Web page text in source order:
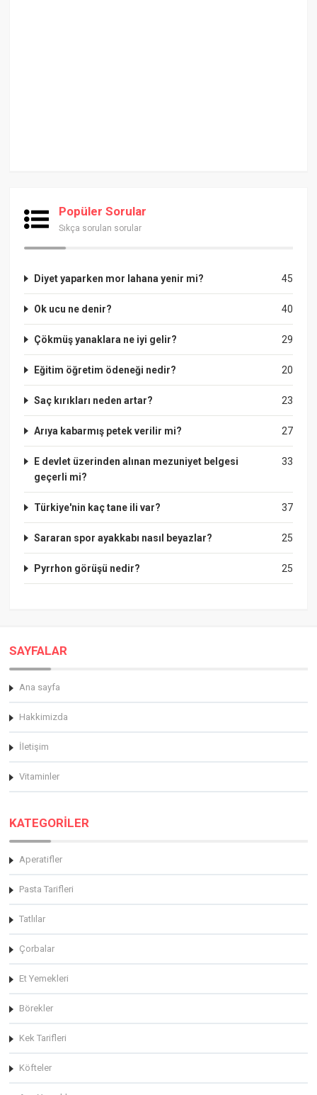
Popüler Sorular
Sıkça sorulan sorular
45
Diyet yaparken mor lahana yenir mi?
40
Ok ucu ne denir?
29
Çökmüş yanaklara ne iyi gelir?
20
Eğitim öğretim ödeneği nedir?
23
Saç kırıkları neden artar?
27
Arıya kabarmış petek verilir mi?
33
E devlet üzerinden alınan mezuniyet belgesi
geçerli mi?
37
Türkiye'nin kaç tane ili var?
25
Sararan spor ayakkabı nasıl beyazlar?
25
Pyrrhon görüşü nedir?
SAYFALAR
Ana sayfa
Hakkimizda
İletişim
Vitaminler
KATEGORİLER
Aperatifler
Pasta Tarifleri
Tatlılar
Çorbalar
Et Yemekleri
Börekler
Kek Tarifleri
Köfteler